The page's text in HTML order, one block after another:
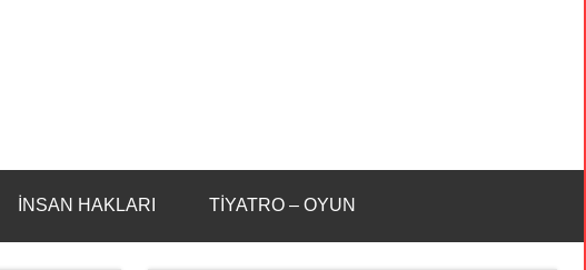
İNSAN HAKLARI TİYATRO – OYUN